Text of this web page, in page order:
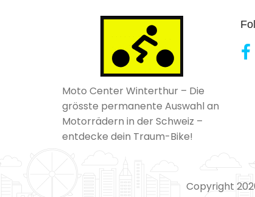
Moto Center Winterthur – Die
grösste permanente Auswahl an
Motorrädern in der Schweiz –
entdecke dein Traum-Bike!
Copyright